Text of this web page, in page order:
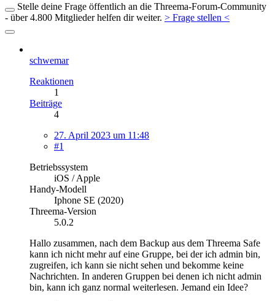
Stelle deine Frage öffentlich an die Threema-Forum-Community
- über 4.800 Mitglieder helfen dir weiter. > Frage stellen <
schwemar
Reaktionen
1
Beiträge
4
27. April 2023 um 11:48
#1
Betriebssystem
iOS / Apple
Handy-Modell
Iphone SE (2020)
Threema-Version
5.0.2
Hallo zusammen, nach dem Backup aus dem Threema Safe
kann ich nicht mehr auf eine Gruppe, bei der ich admin bin,
zugreifen, ich kann sie nicht sehen und bekomme keine
Nachrichten. In anderen Gruppen bei denen ich nicht admin
bin, kann ich ganz normal weiterlesen. Jemand ein Idee?